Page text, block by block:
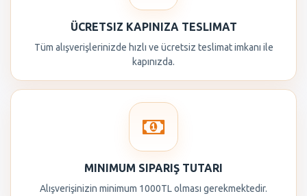
ÜCRETSIZ KAPINIZA TESLIMAT
Tüm alışverişlerinizde hızlı ve ücretsiz teslimat imkanı ile
kapınızda.
MINIMUM SIPARIŞ TUTARI
Alışverişinizin minimum 1000TL olması gerekmektedir.